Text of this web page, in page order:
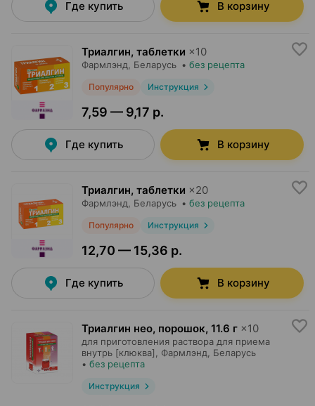
Где купить В корзину
Триалгин, таблетки ×10
Фармлэнд , Беларусь • без рецепта
Популярно Инструкция
7,59 — 9,17 р.
Где купить В корзину
Триалгин, таблетки ×20
Фармлэнд , Беларусь • без рецепта
Популярно Инструкция
12,70 — 15,36 р.
Где купить В корзину
Триалгин нео, порошок, 11.6 г ×10
для приготовления раствора для приема
внутрь [клюква],
Фармлэнд , Беларусь
• без рецепта
Инструкция